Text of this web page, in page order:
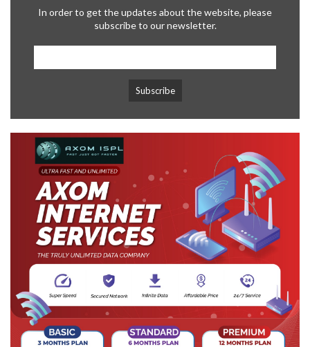
In order to get the updates about the website, please
subscribe to our newsletter.